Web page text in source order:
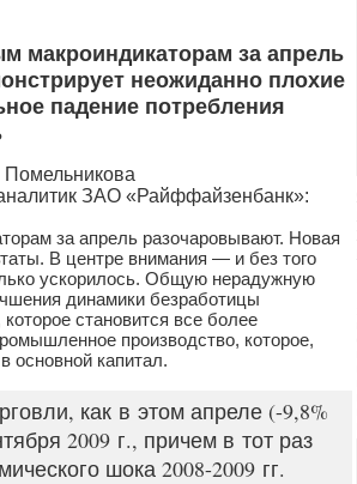
макроиндикаторам за апрель
неожиданно плохие
падение потребления
ЗАО «Райффайзенбанк»:
за апрель разочаровывают. Новая
В центре внимания — и без того
ускорилось. Общую нерадужную
динамики безработицы
становится все более
производство, которое,
основной капитал.
как в этом апреле (-9,8%
2009 г., причем в тот раз
шока 2008-2009 гг.